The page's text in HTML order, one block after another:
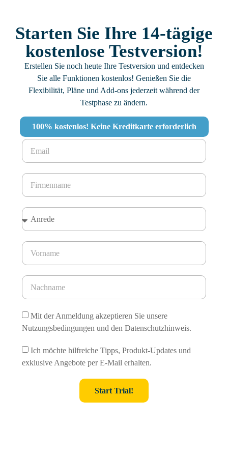
Starten Sie Ihre 14-tägige
kostenlose Testversion!
Erstellen Sie noch heute Ihre Testversion und entdecken
Sie alle Funktionen kostenlos! Genießen Sie die
Flexibilität, Pläne und Add-ons jederzeit während der
Testphase zu ändern.
100% kostenlos! Keine Kreditkarte erforderlich
Mit der Anmeldung akzeptieren Sie unsere
Nutzungsbedingungen und den Datenschutzhinweis.
Ich möchte hilfreiche Tipps, Produkt-Updates und
exklusive Angebote per E-Mail erhalten.
Start Trial!